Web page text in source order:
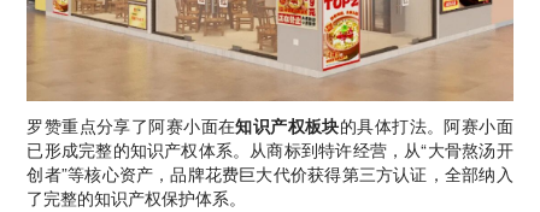
罗赞重点分享了阿赛小面在知识产权板块的具体打法。阿赛小面
已形成完整的知识产权体系。从商标到特许经营，从“大骨熬汤开
创者”等核心资产，品牌花费巨大代价获得第三方认证，全部纳入
了完整的知识产权保护体系。